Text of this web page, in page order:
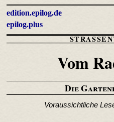
edition.epilog.de
epilog.plus
Vom
Die
Voraussichtliche